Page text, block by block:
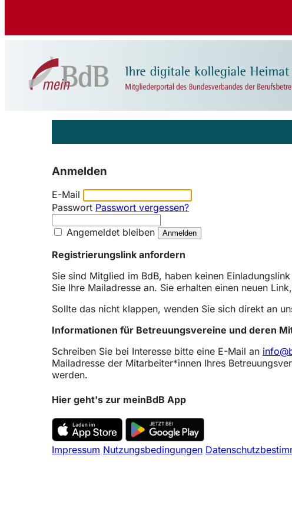
Anmelden
E-Mail
Passwort Passwort vergessen?
Angemeldet bleiben
Registrierungslink anfordern
Sie sind Mitglied im BdB, haben keinen
Sie Ihre Mailadresse an. Sie erhalten einen neuen
Sollte das nicht klappen, wenden Sie sich direkt an
Informationen für Betreuungsvereine und deren
Schreiben Sie bei Interesse bitte eine E-Mail an
Mailadresse der Mitarbeiter*innen Ihres
werden.
Hier geht's zur meinBdB App
Impressum Nutzungsbedingungen